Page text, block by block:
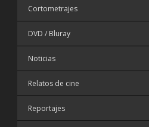
Cortometrajes
DVD / Bluray
Noticias
Relatos de cine
Reportajes